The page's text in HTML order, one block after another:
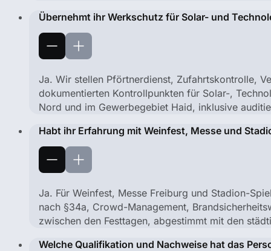
Übernehmt ihr Werkschutz für Solar- und
Ja. Wir stellen Pförtnerdienst, Zufahrtskontrolle,
dokumentierten Kontrollpunkten für Solar-,
Nord und im Gewerbegebiet Haid, inklusive
Habt ihr Erfahrung mit Weinfest, Messe und
Ja. Für Weinfest, Messe Freiburg und Stadion-
nach §34a, Crowd-Management,
zwischen den Festtagen, abgestimmt mit den
Welche Qualifikation und Nachweise hat das